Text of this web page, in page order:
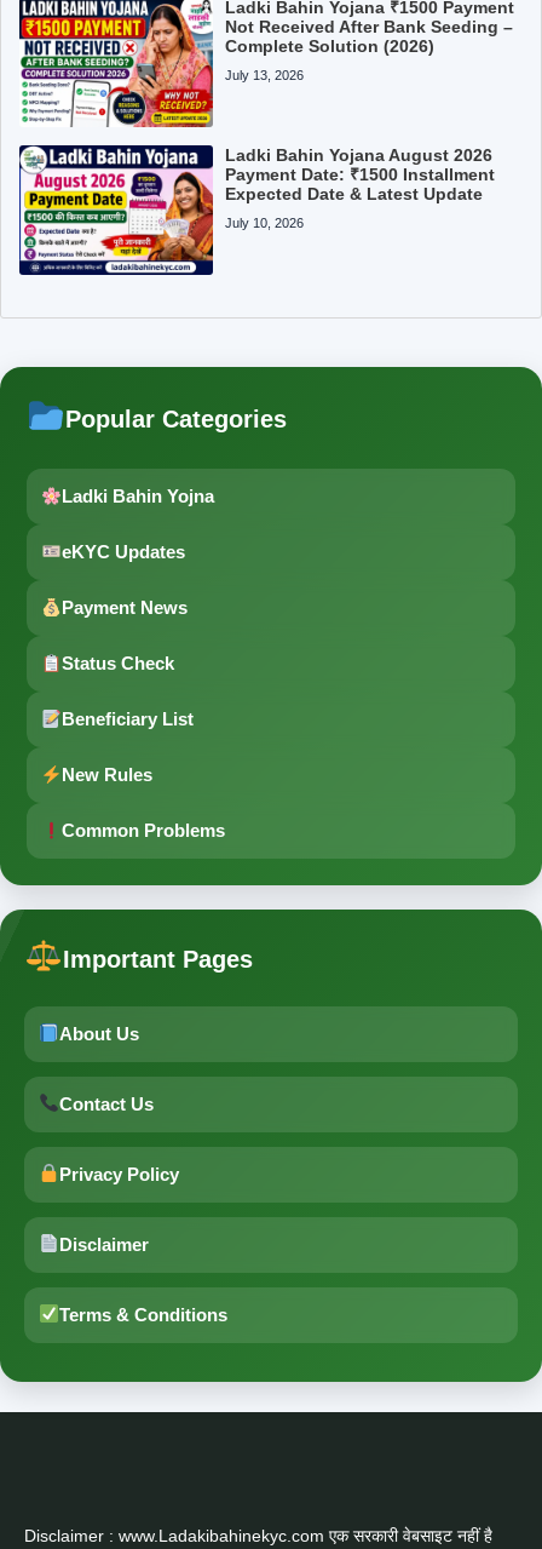
Ladki Bahin Yojana ₹1500 Payment
Not Received After Bank Seeding –
Complete Solution (2026)
July 13, 2026
Ladki Bahin Yojana August 2026
Payment Date: ₹1500 Installment
Expected Date & Latest Update
July 10, 2026
Popular Categories
Ladki Bahin Yojna
eKYC Updates
Payment News
Status Check
Beneficiary List
New Rules
Common Problems
Important Pages
About Us
Contact Us
Privacy Policy
Disclaimer
Terms & Conditions
Disclaimer : www.Ladakibahinekyc.com एक सरकारी वेबसाइट नहीं है